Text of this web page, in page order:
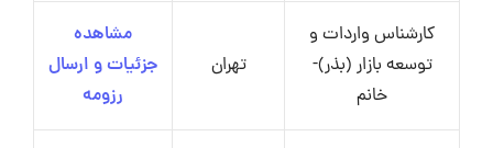
کارشناس واردات و
توسعه بازار (بذر)-
خانم
تهران
مشاهده
جزئیات و ارسال
رزومه